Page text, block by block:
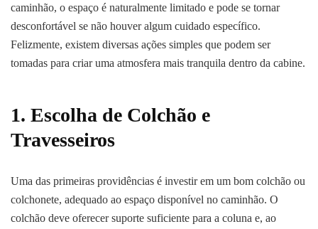
caminhão, o espaço é naturalmente limitado e pode se tornar
desconfortável se não houver algum cuidado específico.
Felizmente, existem diversas ações simples que podem ser
tomadas para criar uma atmosfera mais tranquila dentro da cabine.
1. Escolha de Colchão e
Travesseiros
Uma das primeiras providências é investir em um bom colchão ou
colchonete, adequado ao espaço disponível no caminhão. O
colchão deve oferecer suporte suficiente para a coluna e, ao